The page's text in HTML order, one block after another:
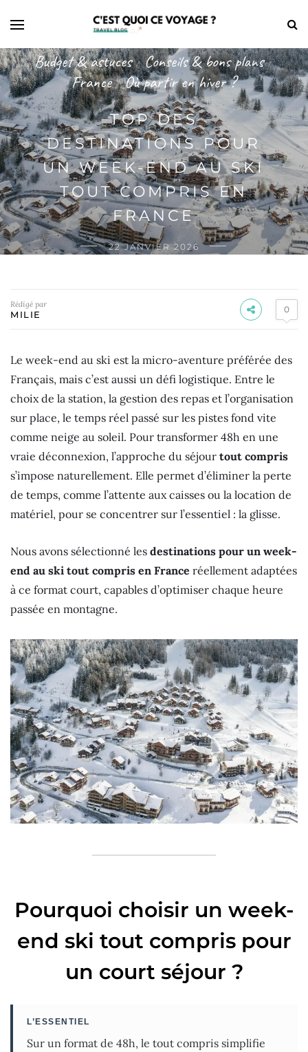
Budget & astuces / Conseils & bons plans /
France / Où partir en hiver ?
TOP DES
DESTINATIONS POUR
UN WEEK-END AU SKI
TOUT COMPRIS EN
FRANCE
22 JANVIER 2026
Rédigé par
MILIE 0
Le week-end au ski est la micro-aventure préférée des
Français, mais c’est aussi un défi logistique. Entre le
choix de la station, la gestion des repas et l’organisation
sur place, le temps réel passé sur les pistes fond vite
comme neige au soleil. Pour transformer 48h en une
vraie déconnexion, l’approche du séjour tout compris
s’impose naturellement. Elle permet d’éliminer la perte
de temps, comme l’attente aux caisses ou la location de
matériel, pour se concentrer sur l’essentiel : la glisse.
Nous avons sélectionné les destinations pour un week-
end au ski tout compris en France réellement adaptées
à ce format court, capables d’optimiser chaque heure
passée en montagne.
Pourquoi choisir un week-
end ski tout compris pour
un court séjour ?
L’ESSENTIEL
Sur un format de 48h, le tout compris simplifie